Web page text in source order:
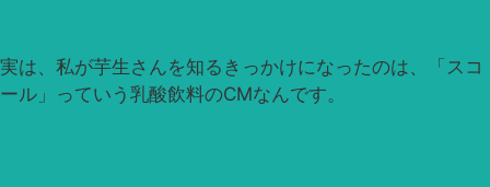
実は、私が芋生さんを知るきっかけになったのは、「スコ
ール」っていう乳酸飲料のCMなんです。